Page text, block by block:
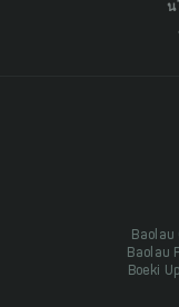
น
Baolau
Baolau
Boeki